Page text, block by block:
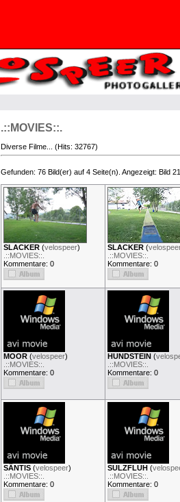
.::MOVIES::.
Diverse Filme... (Hits: 32767)
Gefunden: 76 Bild(er) auf 4 Seite(n). Angezeigt: Bild
SLACKER (velospeer)
.::MOVIES::.
Kommentare: 0
SLACKER (
.::MOVIES::.
Kommentare: 0
MOOR (velospeer)
.::MOVIES::.
Kommentare: 0
HUNDSTEIN (
.::MOVIES::.
Kommentare: 0
SÄNTIS (velospeer)
.::MOVIES::.
Kommentare: 0
SULZFLUH (
.::MOVIES::.
Kommentare: 0